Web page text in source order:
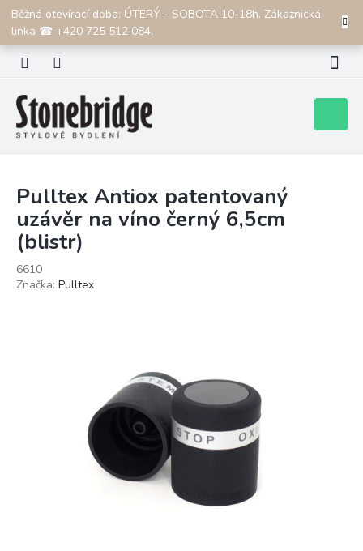
Přejít
obsah
Běžná otevírací doba: ÚTERÝ - SOBOTA 10-18h. Zákaznická
linka ☎ +420 725 512 084.
CZK
košík
Pulltex Antiox patentovaný
uzávěr na víno černý 6,5cm
(blistr)
6610
Značka: Pulltex